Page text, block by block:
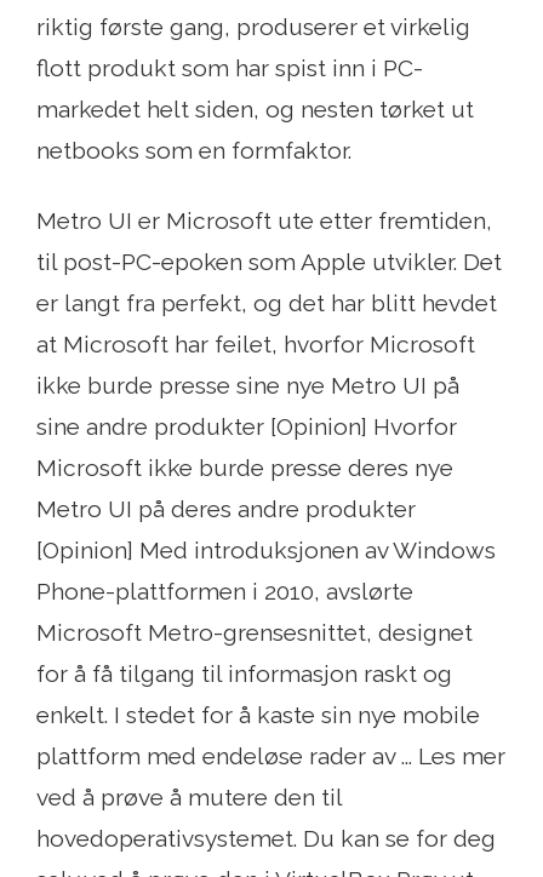
riktig første gang, produserer et virkelig
flott produkt som har spist inn i PC-
markedet helt siden, og nesten tørket ut
netbooks som en formfaktor.
Metro UI er Microsoft ute etter fremtiden,
til post-PC-epoken som Apple utvikler. Det
er langt fra perfekt, og det har blitt hevdet
at Microsoft har feilet, hvorfor Microsoft
ikke burde presse sine nye Metro UI på
sine andre produkter [Opinion] Hvorfor
Microsoft ikke burde presse deres nye
Metro UI på deres andre produkter
[Opinion] Med introduksjonen av Windows
Phone-plattformen i 2010, avslørte
Microsoft Metro-grensesnittet, designet
for å få tilgang til informasjon raskt og
enkelt. I stedet for å kaste sin nye mobile
plattform med endeløse rader av ... Les mer
ved å prøve å mutere den til
hovedoperativsystemet. Du kan se for deg